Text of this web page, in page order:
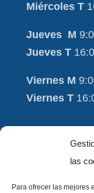
las
Para ofrecer las mejores
Miércoles T
Jueves M
Jueves T
Viernes M
Viernes T
Moviment i
Aviso Legal